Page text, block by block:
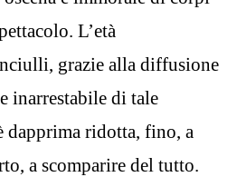
L’età
grazie alla diffusione
inarrestabile di tale
dapprima ridotta, fino, a
a scomparire del tutto.